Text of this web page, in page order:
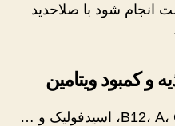
شود با صلاحدید
و کمبود ویتامین
کمبود ویتامین‌هایی همچون B12، A، C، اسیدفولیک و …